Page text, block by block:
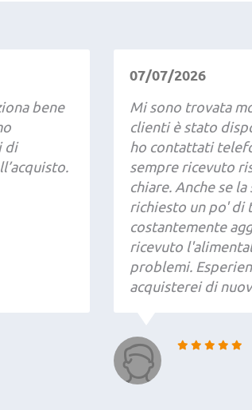
bene
di
07/07/2026
Mi sono trovata
clienti è stato
ho contattati
sempre ricevuto
chiare. Anche se
richiesto un po' di
costantemente
ricevuto
problemi.
acquisterei di